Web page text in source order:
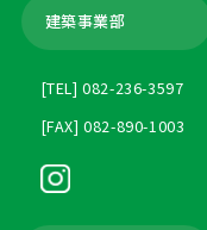
建築事業部
[TEL] 082-236-3597
[FAX] 082-890-1003